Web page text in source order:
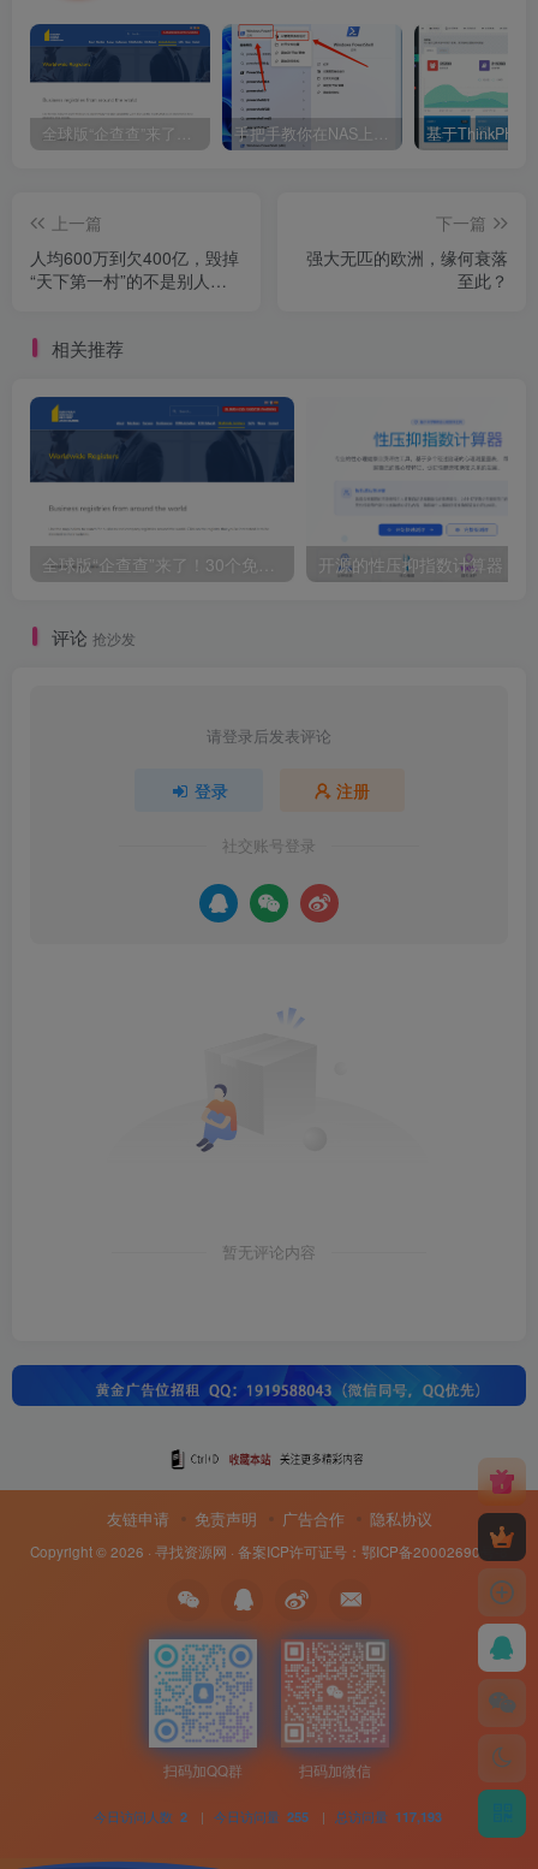
上一篇
人均600万到欠400亿，毁掉
“天下第一村”的不是别人，
下一篇
强大无匹的欧洲，缘何衰落
至此？
相关推荐
评论 抢沙发
请登录后发表评论
登录 注册
社交账号登录
暂无评论内容
友链申请 免责声明 广告合作 隐私协议
Copyright © 2026 · 寻找资源网 · 备案ICP许可证号： 鄂ICP备20002690号-8
扫码加QQ群 扫码加微信
今日访问人数 2 | 今日访问量 255 | 总访问量 117,193